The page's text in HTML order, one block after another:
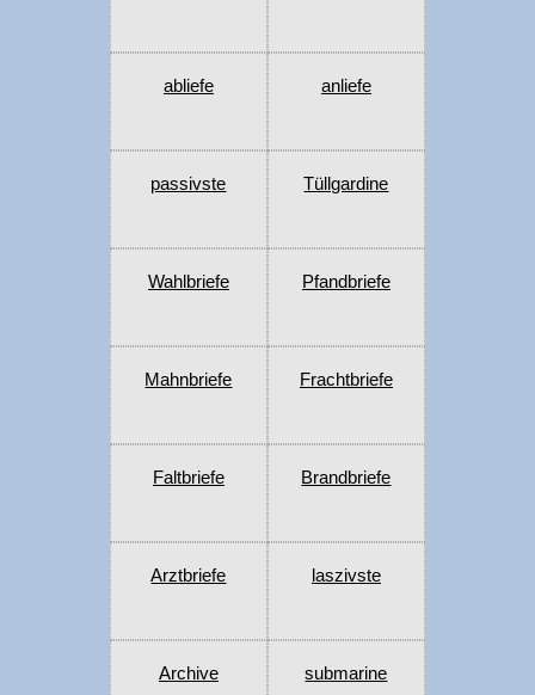
abliefe anliefe
passivste Tüllgardine
Wahlbriefe Pfandbriefe
Mahnbriefe Frachtbriefe
Faltbriefe Brandbriefe
Arztbriefe laszivste
Archive submarine